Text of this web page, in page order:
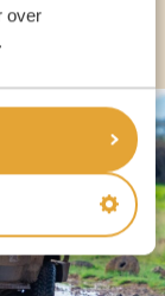
over